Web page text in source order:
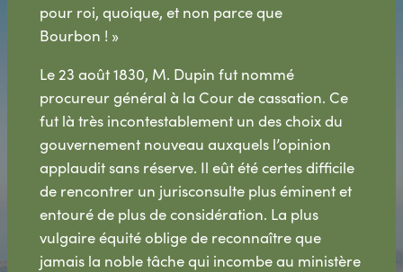
pour roi, quoique, et non parce que
Bourbon ! »
Le 23 août 1830, M. Dupin fut nommé
procureur général à la Cour de cassation. Ce
fut là très incontestablement un des choix du
gouvernement nouveau auxquels l’opinion
applaudit sans réserve. Il eût été certes difficile
de rencontrer un jurisconsulte plus éminent et
entouré de plus de considération. La plus
vulgaire équité oblige de reconnaître que
jamais la noble tâche qui incombe au ministère